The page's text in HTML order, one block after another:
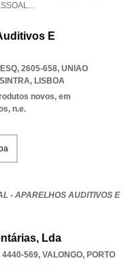
...
E
2605-658, UNIAO
, LISBOA
novos, em
n.e.
- APARELHOS AUDITIVOS E
Lda
4440-569, VALONGO, PORTO